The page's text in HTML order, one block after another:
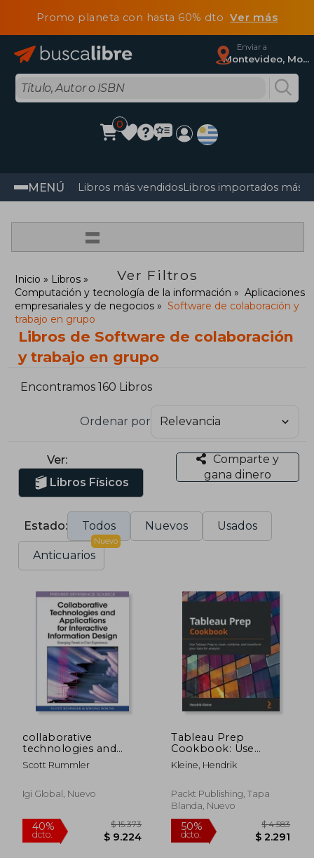
Promo planeta con hasta 60% dtoVer más
Enviar a
Montevideo, Montevideo
0
MENÚ Libros más vendidosLibros importados más
=
Ver Filtros
Inicio
Libros
Computación y tecnología de la información
Aplicaciones
empresariales y de negocios
Software de colaboración y
trabajo en grupo
Libros de Software de colaboración
y trabajo en grupo
Encontramos 160 Libros
Ordenar por
Ver:
Libros Físicos
Comparte y
gana dinero
Estado: Todos Nuevos Usados
Anticuarios
Nuevo
collaborative
technologies and
applications for
interactive
design,emerging
Scott Rummler
Igi Global, Nuevo
Tableau Prep
Cookbook: Use
Tableau Prep to
clean, combine, and
for analysis (en
Inglés)
Kleine, Hendrik
Packt Publishing, Tapa
Blanda, Nuevo